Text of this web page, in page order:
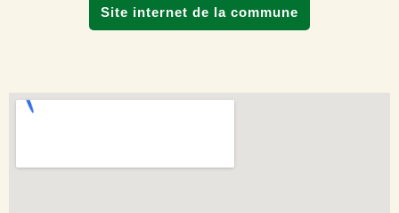
Site internet de la commune